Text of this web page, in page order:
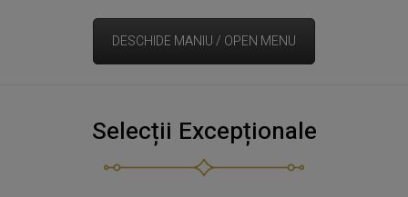
DESCHIDE MANIU / OPEN MENU
Selecții Excepționale